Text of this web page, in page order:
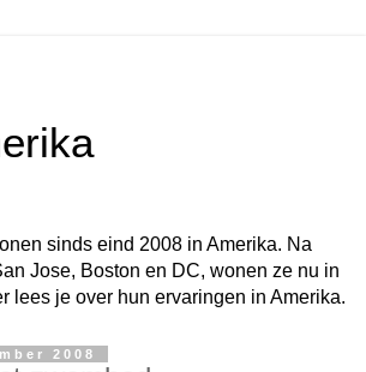
sinds eind 2008 in Amerika. Na
Jose, Boston en DC, wonen ze nu in
lees je over hun ervaringen in Amerika.
2008